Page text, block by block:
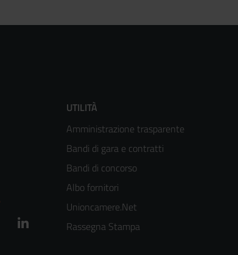
YouTube
Footer
menù
colonna
2
UTILITÀ
Amministrazione trasparente
Bandi di gara e contratti
Bandi di concorso
Albo fornitori
Unioncamere.Net
Rassegna Stampa